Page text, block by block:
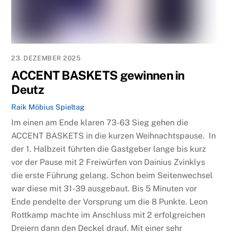
23. DEZEMBER 2025
ACCENT BASKETS gewinnen in
Deutz
Raik Möbius Spieltag
Im einen am Ende klaren 73-63 Sieg gehen die
ACCENT BASKETS in die kurzen Weihnachtspause. In
der 1. Halbzeit führten die Gastgeber lange bis kurz
vor der Pause mit 2 Freiwürfen von Dainius Zvinklys
die erste Führung gelang. Schon beim Seitenwechsel
war diese mit 31-39 ausgebaut. Bis 5 Minuten vor
Ende pendelte der Vorsprung um die 8 Punkte. Leon
Rottkamp machte im Anschluss mit 2 erfolgreichen
Dreiern dann den Deckel drauf. Mit einer sehr